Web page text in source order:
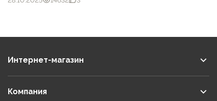
Интернет-магазин
Компания